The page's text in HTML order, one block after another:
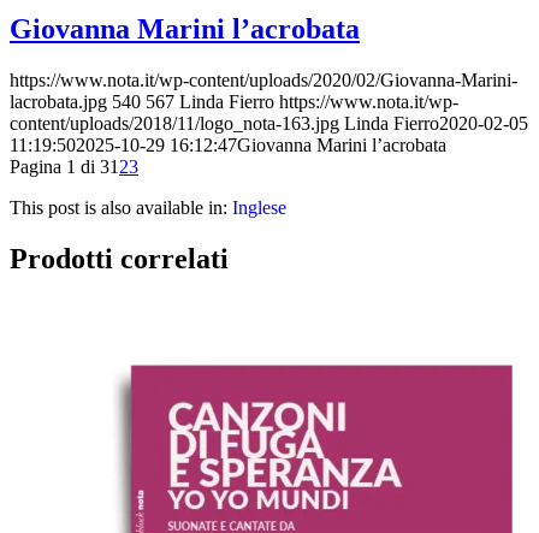
Giovanna Marini l’acrobata
https://www.nota.it/wp-content/uploads/2020/02/Giovanna-Marini-
lacrobata.jpg 540 567 Linda Fierro https://www.nota.it/wp-
content/uploads/2018/11/logo_nota-163.jpg Linda Fierro2020-02-05
11:19:502025-10-29 16:12:47Giovanna Marini l’acrobata
Pagina 1 di 31 23
This post is also available in: Inglese
Prodotti correlati